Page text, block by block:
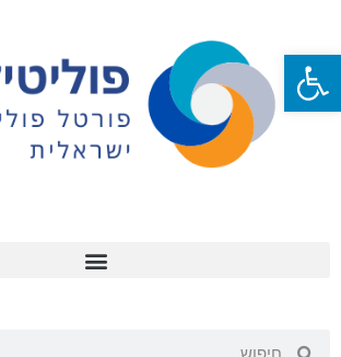
פתח סרגל נגישות